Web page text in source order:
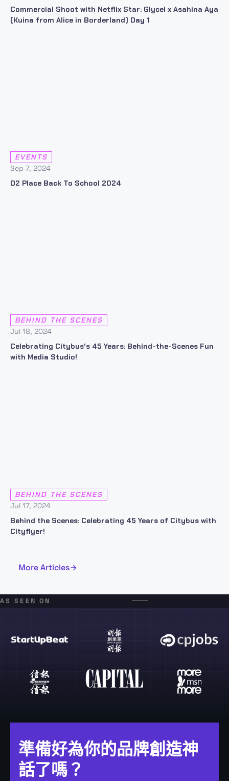
Commercial Shoot with Netflix Star: Glycel x Asahina Aya
(Kuina from Alice in Borderland) Day 1
EVENTS
Sep 7, 2024
D2 Place Back To School 2024
BEHIND THE SCENES
Jul 18, 2024
Celebrating Citybus's 45 Years: Behind-the-Scenes Fun
with Media Studio!
BEHIND THE SCENES
Jul 17, 2024
Behind the Scenes: Celebrating 45 Years of Citybus with
Cityflyer!
More Articles
AS SEEN ON
準備好為你的品牌創造神
話了嗎？